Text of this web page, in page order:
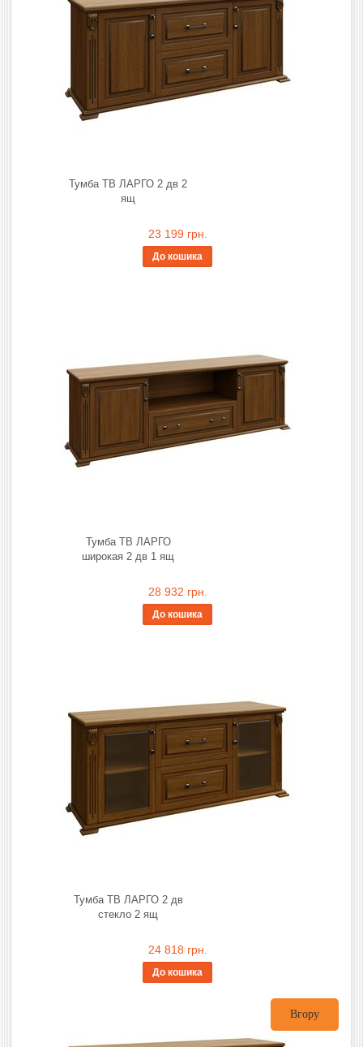
Тумба ТВ ЛАРГО 2 дв 2
ящ
23 199 грн.
До кошика
Тумба ТВ ЛАРГО
широкая 2 дв 1 ящ
28 932 грн.
До кошика
Тумба ТВ ЛАРГО 2 дв
стекло 2 ящ
24 818 грн.
До кошика
Вгору